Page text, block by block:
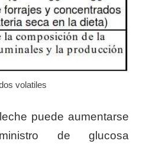
volatiles
puede aumentarse
de glucosa